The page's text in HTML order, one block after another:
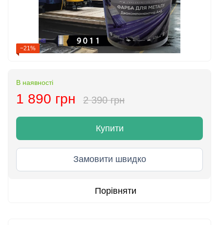
−21%
В наявності
1 890 грн 2 390 грн
Купити
Замовити швидко
Порівняти